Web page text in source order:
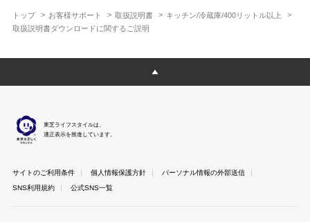
トップ お客様サポート 取扱説明書
キッチン/冷蔵庫/400リットル以上
取扱説明書ダウンロードに関するご説明
明書以外の印刷物が同梱されている場合がありますが、本サイト
ではそれらを全て公開しておりませんのであらかじめご了承くだ
本サイトのサービスは予告なく中止または内容を変更する場合が
ございますのであらかじめご了承ください。
さま以外からのお問い合わせにはお答えできない場合があります
のであらかじめご了承ください。
東芝ライフスタイルは、
適正表示を推進しています。
サイトのご利用条件 個人情報保護方針
パーソナル情報の外部送信
SNS利用規約
公式SNS一覧